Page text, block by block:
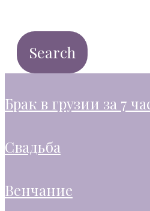
брак в грузии за 7
свадьба
венчание